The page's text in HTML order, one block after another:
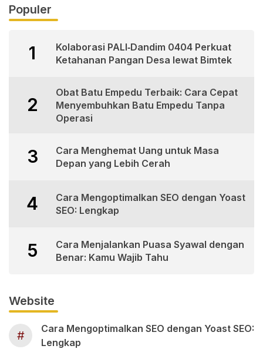
Populer
1
Kolaborasi PALI‑Dandim 0404 Perkuat
Ketahanan Pangan Desa lewat Bimtek
2
Obat Batu Empedu Terbaik: Cara Cepat
Menyembuhkan Batu Empedu Tanpa
Operasi
3
Cara Menghemat Uang untuk Masa
Depan yang Lebih Cerah
4
Cara Mengoptimalkan SEO dengan Yoast
SEO: Lengkap
5
Cara Menjalankan Puasa Syawal dengan
Benar: Kamu Wajib Tahu
Website
#
Cara Mengoptimalkan SEO dengan Yoast SEO:
Lengkap